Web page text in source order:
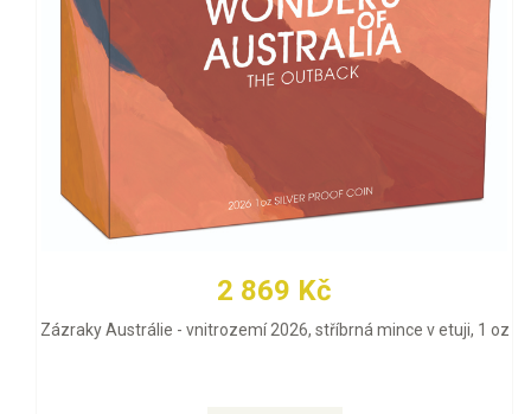
2 869 Kč
Zázraky Austrálie - vnitrozemí 2026, stříbrná mince v etuji, 1 oz